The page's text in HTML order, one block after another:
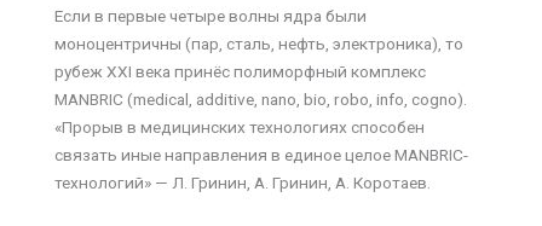
Если в первые четыре волны ядра были
моноцентричны (пар, сталь, нефть, электроника), то
рубеж XXI века принёс полиморфный комплекс
MANBRIC (medical, additive, nano, bio, robo, info, cogno).
«Прорыв в медицинских технологиях способен
связать иные направления в единое целое MANBRIC-
технологий» — Л. Гринин, А. Гринин, А. Коротаев.